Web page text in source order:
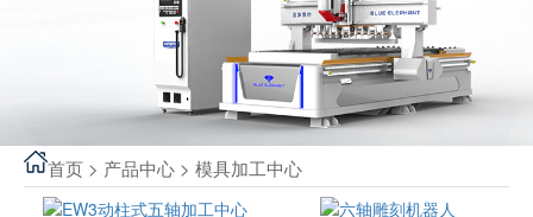
首页 > 产品中心 > 模具加工中心